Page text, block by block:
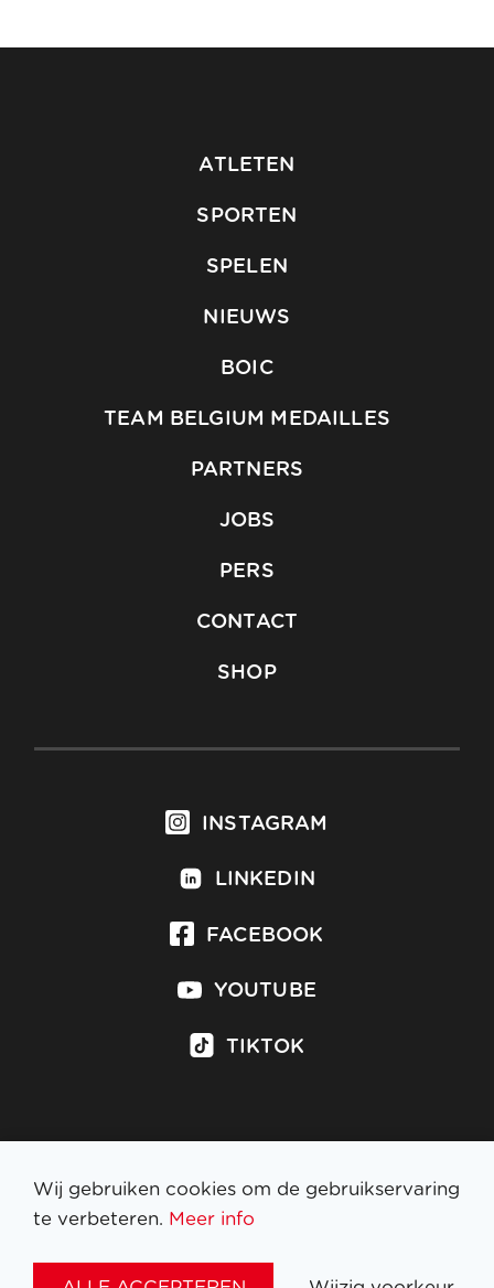
ATLETEN
SPORTEN
SPELEN
NIEUWS
BOIC
TEAM BELGIUM MEDAILLES
PARTNERS
JOBS
PERS
CONTACT
SHOP
INSTAGRAM
LINKEDIN
FACEBOOK
YOUTUBE
TIKTOK
Inschrijven op nieuwsbrief
Wij gebruiken cookies om de gebruikservaring
te verbeteren. Meer info